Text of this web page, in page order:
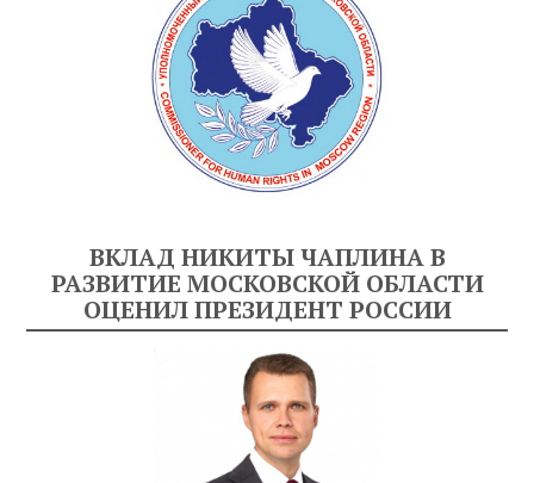
ВКЛАД НИКИТЫ ЧАПЛИНА В
РАЗВИТИЕ МОСКОВСКОЙ ОБЛАСТИ
ОЦЕНИЛ ПРЕЗИДЕНТ РОССИИ